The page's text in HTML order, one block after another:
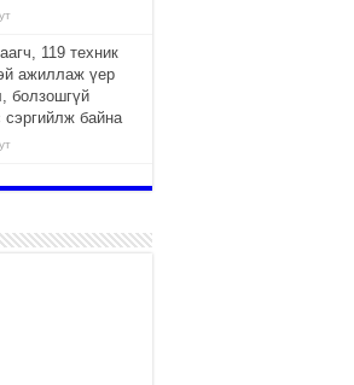
119 техник
ажиллаж үер
болзошгүй
сэргийлж байна
төлөвлөхийг
сар 16 / 11 цаг 50 минут
аюулаас
өндөржүүлсэн
ажиллаж байна